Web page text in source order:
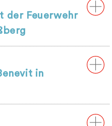
der Feuerwehr
in